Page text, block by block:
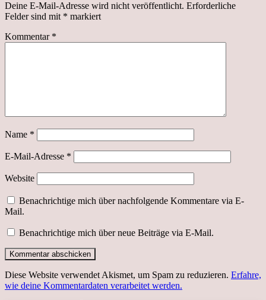
Deine E-Mail-Adresse wird nicht veröffentlicht. Erforderliche
Felder sind mit * markiert
Kommentar *
Name *
E-Mail-Adresse *
Website
Benachrichtige mich über nachfolgende Kommentare via E-
Mail.
Benachrichtige mich über neue Beiträge via E-Mail.
Diese Website verwendet Akismet, um Spam zu reduzieren. Erfahre,
wie deine Kommentardaten verarbeitet werden.